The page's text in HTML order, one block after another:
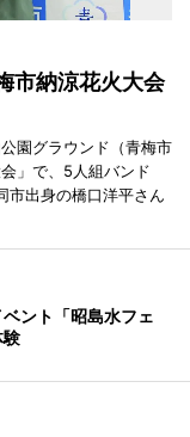
市納涼花火大会
園グラウンド（青梅市
」で、5人組バンド
市出身の橋口洋平さん
ント「昭島水フェ